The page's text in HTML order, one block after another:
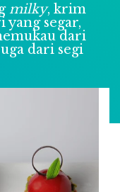
milky, krim
yang segar,
dari
dari segi